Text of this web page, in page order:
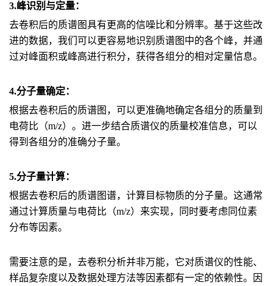
3.峰识别与定量：
去卷积后的质谱图具有更高的信噪比和分辨率。基于这些改
进的数据，我们可以更容易地识别质谱图中的各个峰，并通
过对峰面积或峰高进行积分，获得各组分的相对定量信息。
4.分子量确定：
根据去卷积后的质谱图，可以更准确地确定各组分的质量到
电荷比（m/z）。进一步结合质谱仪的质量校准信息，可以
得到各组分的准确分子量。
5.分子量计算：
根据去卷积后的质谱图谱，计算目标物质的分子量。这通常
通过计算质量与电荷比（m/z）来实现，同时要考虑同位素
分布等因素。
需要注意的是，去卷积分析并非万能，它对质谱仪的性能、
样品复杂度以及数据处理方法等因素都有一定的依赖性。因